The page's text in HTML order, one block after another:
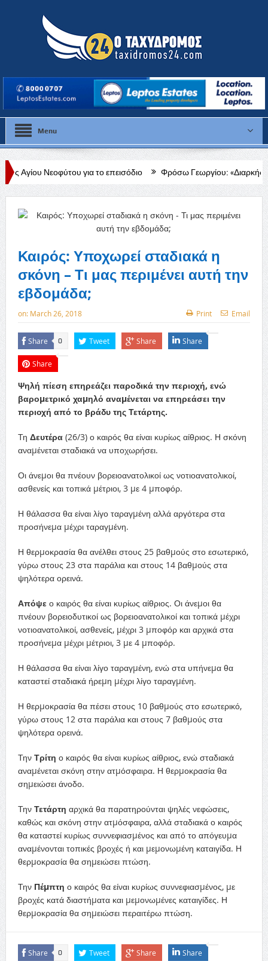
Menu
για το επεισόδιο Φρόσω Γεωργίου: «Διαρκής, δεδομένη και
Καιρός: Υποχωρεί σταδιακά η
σκόνη – Τι μας περιμένει αυτή την
εβδομάδα;
on: March 26, 2018 Print Email
Share 0 Tweet Share Share
Share
Ψηλή πίεση επηρεάζει παροδικά την περιοχή, ενώ
βαροµετρικό χαµηλό αναµένεται να επηρεάσει την
περιοχή από το βράδυ της Τετάρτης.
Τη Δευτέρα(26/3) ο καιρός θα είναι κυρίως αίθριος. Η σκόνη
αναµένεται σταδιακά να υποχωρήσει.
Οι άνεµοι θα πνέουν βορειοανατολικοί ως νοτιοανατολικοί,
ασθενείς και τοπικά µέτριοι, 3 µε 4 µποφόρ.
Η θάλασσα θα είναι λίγο ταραγµένη αλλά αργότερα στα
προσήνεµα µέχρι ταραγµένη.
Η θερµοκρασία θα ανέλθει στους 25 βαθµούς στο εσωτερικό,
γύρω στους 23 στα παράλια και στους 14 βαθµούς στα
ψηλότερα ορεινά.
Απόψεο καιρός θα είναι κυρίως αίθριος. Οι άνεµοι θα
πνέουν βορειοδυτικοί ως βορειοανατολικοί και τοπικά µέχρι
νοτιοανατολικοί, ασθενείς, µέχρι 3 µποφόρ και αρχικά στα
προσήνεµα µέχρι µέτριοι, 3 µε 4 µποφόρ.
Η θάλασσα θα είναι λίγο ταραγµένη, ενώ στα υπήνεµα θα
καταστεί σταδιακά ήρεµη µέχρι λίγο ταραγµένη.
Η θερµοκρασία θα πέσει στους 10 βαθµούς στο εσωτερικό,
γύρω στους 12 στα παράλια και στους 7 βαθµούς στα
ψηλότερα ορεινά.
Την Τρίτη ο καιρός θα είναι κυρίως αίθριος, ενώ σταδιακά
αναµένεται σκόνη στην ατµόσφαιρα. Η θερµοκρασία θα
σηµειώσει άνοδο.
Την Τετάρτη αρχικά θα παρατηρούνται ψηλές νεφώσεις,
καθώς και σκόνη στην ατµόσφαιρα, αλλά σταδιακά ο καιρός
θα καταστεί κυρίως συννεφιασµένος και από το απόγευµα
αναµένονται τοπικές βροχές ή και µεµονωµένη καταιγίδα. Η
θερµοκρασία θα σηµειώσει πτώση.
Την Πέµπτη ο καιρός θα είναι κυρίως συννεφιασµένος, µε
βροχές κατά διαστήµατα και µεµονωµένες καταιγίδες. Η
θερµοκρασία θα σηµειώσει περαιτέρω πτώση.
Share 0 Tweet Share Share